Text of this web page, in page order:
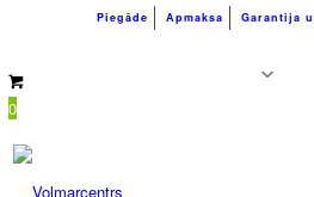
Piegāde Apmaksa Garantija
0